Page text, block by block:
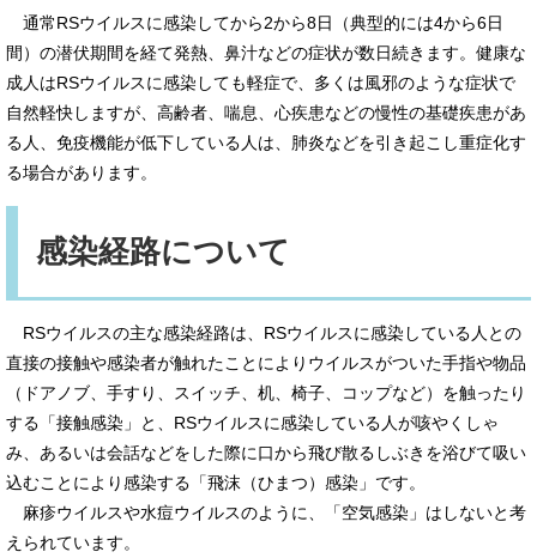
通常RSウイルスに感染してから2から8日（典型的には4から6日
間）の潜伏期間を経て発熱、鼻汁などの症状が数日続きます。健康な
成人はRSウイルスに感染しても軽症で、多くは風邪のような症状で
自然軽快しますが、高齢者、喘息、心疾患などの慢性の基礎疾患があ
る人、免疫機能が低下している人は、肺炎などを引き起こし重症化す
る場合があります。
感染経路について
RSウイルスの主な感染経路は、RSウイルスに感染している人との
直接の接触や感染者が触れたことによりウイルスがついた手指や物品
（ドアノブ、手すり、スイッチ、机、椅子、コップなど）を触ったり
する「接触感染」と、RSウイルスに感染している人が咳やくしゃ
み、あるいは会話などをした際に口から飛び散るしぶきを浴びて吸い
込むことにより感染する「飛沫（ひまつ）感染」です。
麻疹ウイルスや水痘ウイルスのように、「空気感染」はしないと考
えられています。